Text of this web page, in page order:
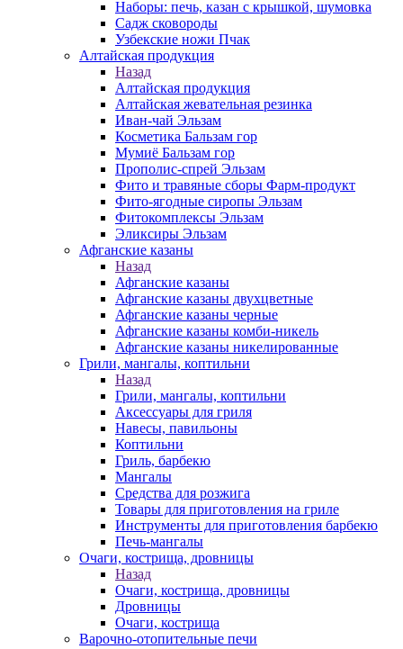
Наборы: печь, казан с крышкой, шумовка
Садж сковороды
Узбекские ножи Пчак
Алтайская продукция
Назад
Алтайская продукция
Алтайская жевательная резинка
Иван-чай Эльзам
Косметика Бальзам гор
Мумиё Бальзам гор
Прополис-спрей Эльзам
Фито и травяные сборы Фарм-продукт
Фито-ягодные сиропы Эльзам
Фитокомплексы Эльзам
Эликсиры Эльзам
Афганские казаны
Назад
Афганские казаны
Афганские казаны двухцветные
Афганские казаны черные
Афганские казаны комби-никель
Афганские казаны никелированные
Грили, мангалы, коптильни
Назад
Грили, мангалы, коптильни
Аксессуары для гриля
Навесы, павильоны
Коптильни
Гриль, барбекю
Мангалы
Средства для розжига
Товары для приготовления на гриле
Инструменты для приготовления барбекю
Печь-мангалы
Очаги, кострища, дровницы
Назад
Очаги, кострища, дровницы
Дровницы
Очаги, кострища
Варочно-отопительные печи